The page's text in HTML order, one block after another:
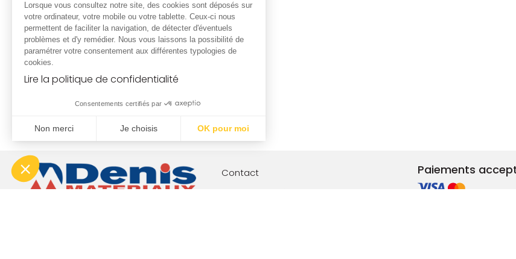
Contact
Paiements
Lorsque vous consultez notre site, des cookies sont déposés sur
votre ordinateur, votre mobile ou votre tablette. Ceux-ci nous
permettent de faciliter la navigation, de détecter d'éventuels
problèmes et d'y remédier. Nous vous laissons la possibilité de
paramétrer votre consentement aux différentes typologies de
cookies.
Lire la politique de confidentialité
Consentements certifiés par
Non merci Je choisis OK pour moi
Notre plateforme vous permet d'adapter et de gérer vos paramètres de confidentialité, en garantissant la